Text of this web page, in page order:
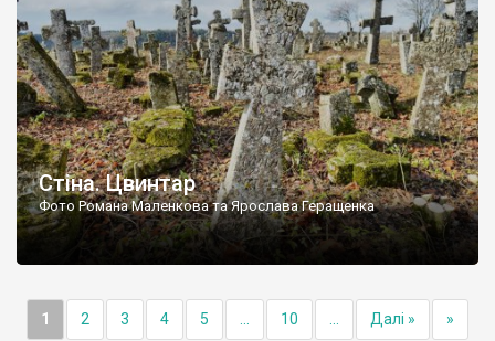
Стіна. Цвинтар
Фото Романа Маленкова та Ярослава Геращенка
1 2 3 4 5 10 Далі » »